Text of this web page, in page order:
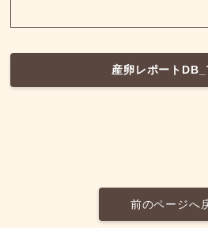
産卵レポート
前のページへ